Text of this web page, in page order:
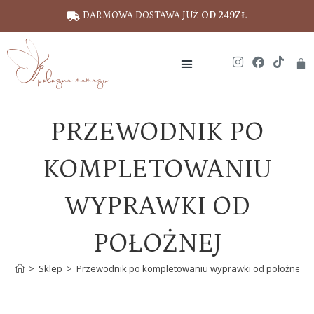
DARMOWA DOSTAWA JUŻ OD 249ZŁ
PRZEWODNIK PO
KOMPLETOWANIU
WYPRAWKI OD
POŁOŻNEJ
> Sklep > Przewodnik po kompletowaniu wyprawki od położnej